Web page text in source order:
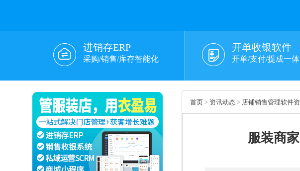
进销存ERP
采购/销售/库存智能化
开单收银软件
开单/支付/提成一
首页 > 资讯动态 > 店铺销售管理软件
服装商